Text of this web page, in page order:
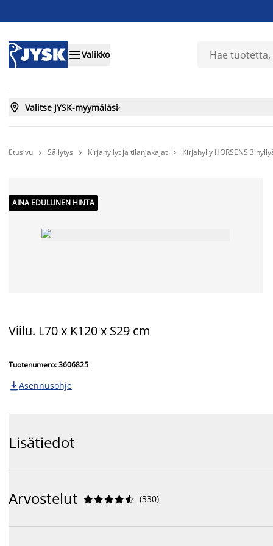
Valikko
 Valitse JYSK-myymäläsi
Etusivu  Säilytys  Kirjahyllyt ja tilanjakajat  Kirjahylly HORSENS 3
AINA EDULLINEN HINTA
Viilu. L70 x K120 x S29 cm
Tuotenumero: 3606825
 Asennusohje
Lisätiedot
Arvostelut 




 (330)